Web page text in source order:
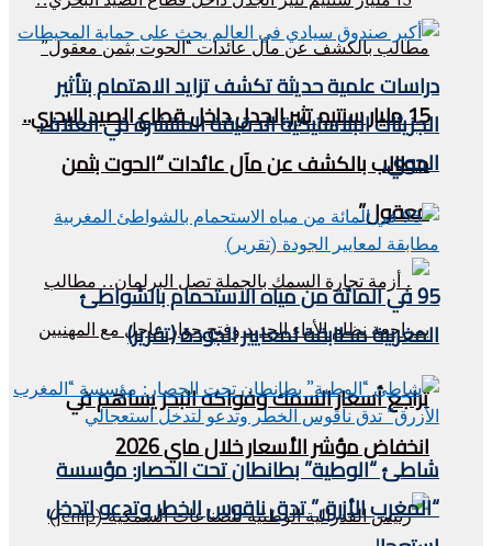
15 مليار سنتيم تثير الجدل داخل قطاع الصيد البحري..
مطالب بالكشف عن مآل عائدات “الحوت بثمن
معقول”
تراجع أسعار السمك وفواكه البحر يساهم في
انخفاض مؤشر الأسعار خلال ماي 2026
دراسات علمية حديثة تكشف تزايد الاهتمام بتأثير
الجزيئات البلاستيكية الدقيقة المنتشرة في الغلاف
الجوي،
95 في المائة من مياه الاستحمام بالشواطئ
المغربية مطابقة لمعايير الجودة (تقرير)
شاطئ “الوطية” بطانطان تحت الحصار: مؤسسة
“المغرب الأزرق” تدق ناقوس الخطر وتدعو لتدخل